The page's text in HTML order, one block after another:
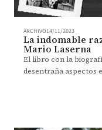
ARCHIVO14/11/2023
La indomable
Mario Laserna
El libro con la
desentraña aspectos